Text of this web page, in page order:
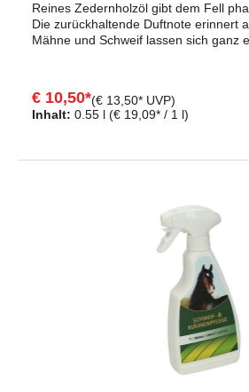
Reines Zedernholzöl gibt dem Fell
Die zurückhaltende Duftnote erinnert
Mähne und Schweif lassen sich ganz
bleibt knotenfrei und mehrere Tage
geschützt. Dem Fell gibt
Brillant intensiven Glanz und
Pferd präsentiert sich so auf jedem
Inhalt: 0.55 l (€ 19,09* / 1 l)
€ 10,50*(€ 13,50* UVP)